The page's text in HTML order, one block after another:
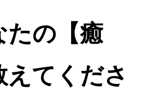
たの【癒
えてくださ